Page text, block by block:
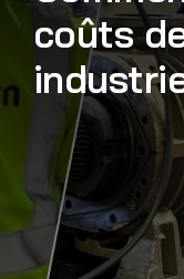
Nous rejoindre
coûts